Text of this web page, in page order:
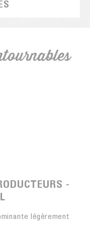
-
légèrement